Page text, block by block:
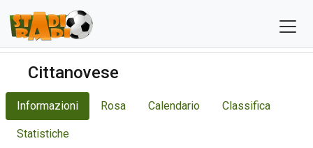
Cittanovese
Informazioni Rosa Calendario Classifica
Statistiche